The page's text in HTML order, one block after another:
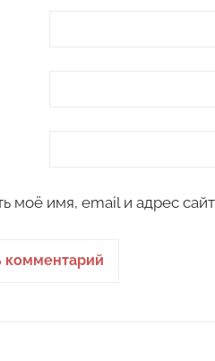
моё имя, email и адрес